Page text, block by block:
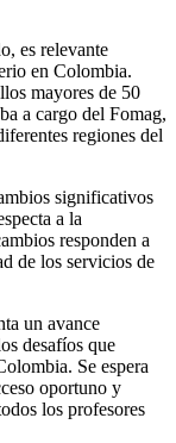
es relevante
en Colombia.
mayores de 50
a cargo del Fomag,
regiones del
significativos
a la
responden a
de los servicios de
un avance
desafíos que
Se espera
oportuno y
los profesores